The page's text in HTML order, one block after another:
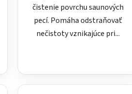
čistenie povrchu saunových
pecí. Pomáha odstraňovať
nečistoty vznikajúce pri...